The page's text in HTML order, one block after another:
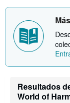
Resultados
World of